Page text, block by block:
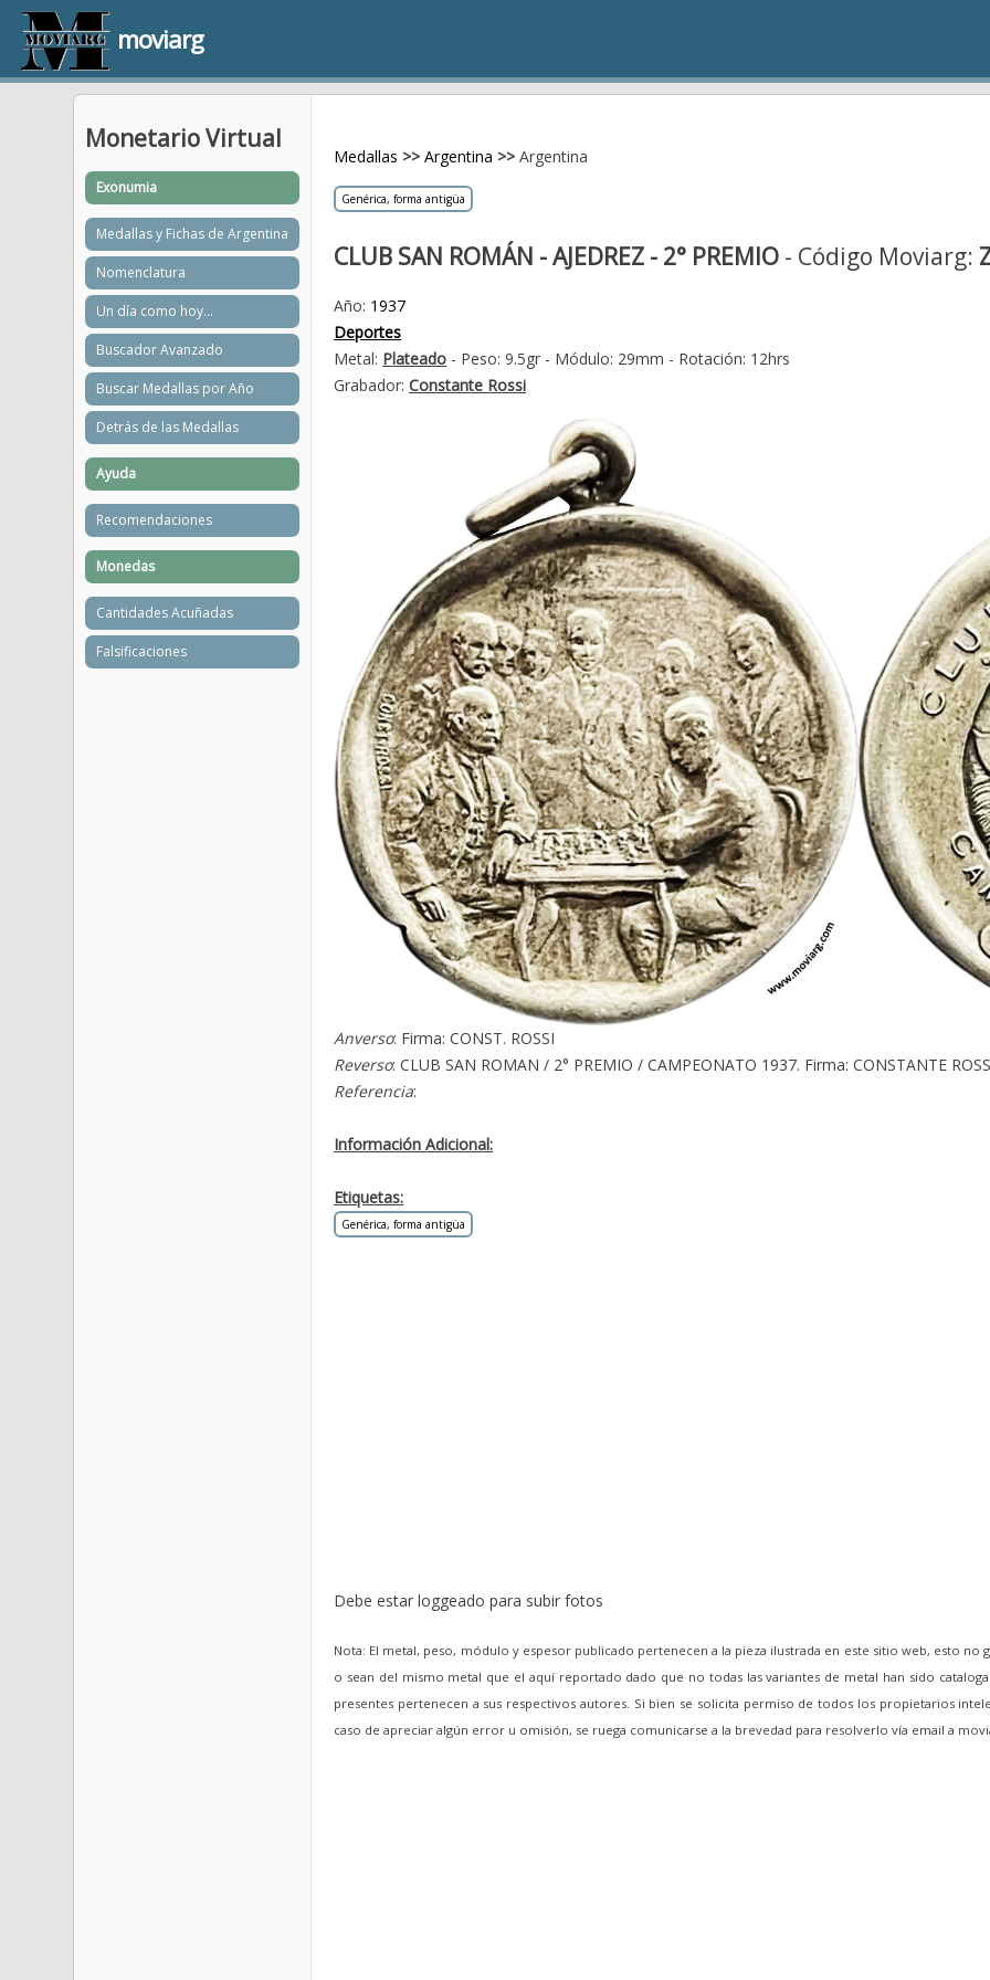
moviarg
Medallas >> Argentina >> Argentina
Genérica, forma antigüa
CLUB SAN ROMÁN - AJEDREZ - 2° PREMIO - Código Moviarg:
Año: 1937
Deportes
Metal: Plateado - Peso: 9.5gr - Módulo: 29mm - Rotación: 12hrs
Grabador:Constante Rossi
Anverso: Firma: CONST. ROSSI
Reverso: CLUB SAN ROMAN / 2° PREMIO / CAMPEONATO 1937. Firma: CONSTANTE
Referencia:
Información Adicional:
Etiquetas:
Genérica, forma antigüa
Debe estar loggeado para subir fotos
Nota: El metal, peso, módulo y espesor publicado pertenecen a la pieza ilustrada en este sitio web, esto no
o sean del mismo metal que el aquí reportado dado que no todas las variantes de metal han sido
presentes pertenecen a sus respectivos autores. Si bien se solicita permiso de todos los propietarios
caso de apreciar algún error u omisión, se ruega comunicarse a la brevedad para resolverlo vía email a
Monetario Virtual
Exonumia
Medallas y Fichas de Argentina
Nomenclatura
Un día como hoy...
Buscador Avanzado
Buscar Medallas por Año
Detrás de las Medallas
Ayuda
Recomendaciones
Monedas
Cantidades Acuñadas
Falsificaciones